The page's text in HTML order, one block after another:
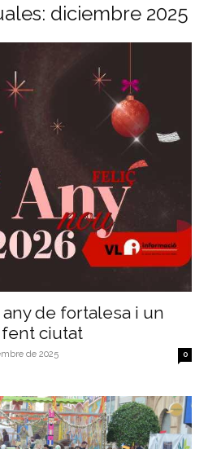
diciembre 2025
de fortalesa i un
fent ciutat
de 2025 0